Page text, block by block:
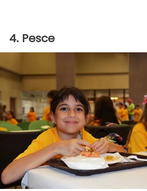
4. Pesce